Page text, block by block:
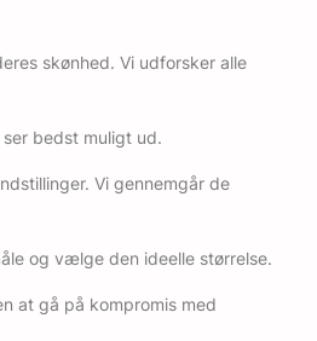
skønhed. Vi udforsker alle
bedst muligt ud.
Vi gennemgår de
og vælge den ideelle størrelse.
at gå på kompromis med